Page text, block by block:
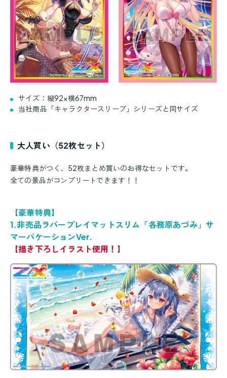
サイズ：縦92×横67mm
当社商品「キャラクタースリーブ」シリーズと同サイズ
大人買い（52枚セット）
豪華特典がつく、52枚まとめ買いのお得なセットです。
全ての景品がコンプリートできます！！
【豪華特典】
1.非売品ラバープレイマットスリム「各務原あづみ」サ
マーバケーションVer.
【描き下ろしイラスト使用！】